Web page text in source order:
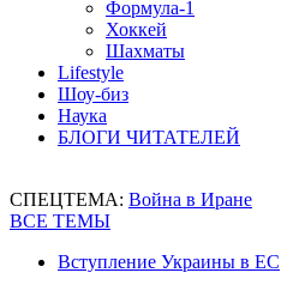
Формула-1
Хоккей
Шахматы
Lifestyle
Шоу-биз
Наука
БЛОГИ ЧИТАТЕЛЕЙ
СПЕЦТЕМА: Война в Иране
ВСЕ ТЕМЫ
Вступление Украины в ЕС